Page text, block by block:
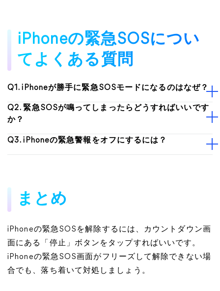
iPhoneの緊急SOSについ
てよくある質問
Q1. iPhoneが勝手に緊急SOSモードになるのはなぜ？
Q2. 緊急SOSが鳴ってしまったらどうすればいいです
か？
Q3. iPhoneの緊急警報をオフにするには？
まとめ
iPhoneの緊急SOSを解除するには、カウントダウン画
面にある「停止」ボタンをタップすればいいです。
iPhoneの緊急SOS画面がフリーズして解除できない場
合でも、落ち着いて対処しましょう。